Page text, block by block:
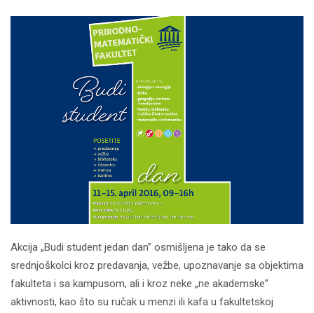
Akcija „Budi student jedan dan” osmišljena je tako da se
srednjoškolci kroz predavanja, vežbe, upoznavanje sa objektima
fakulteta i sa kampusom, ali i kroz neke „ne akademske”
aktivnosti, kao što su ručak u menzi ili kafa u fakultetskoj